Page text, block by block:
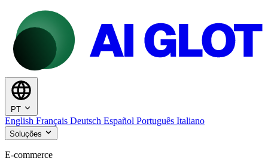
PT
English Français Deutsch Español Português Italiano
Soluções
E-commerce